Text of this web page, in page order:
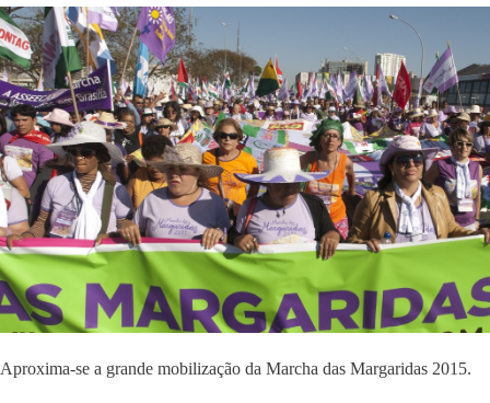
Aproxima-se a grande mobilização da Marcha das Margaridas 2015.